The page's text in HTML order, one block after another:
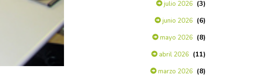
julio 2026 (3)
junio 2026 (6)
mayo 2026 (8)
abril 2026 (11)
marzo 2026 (8)